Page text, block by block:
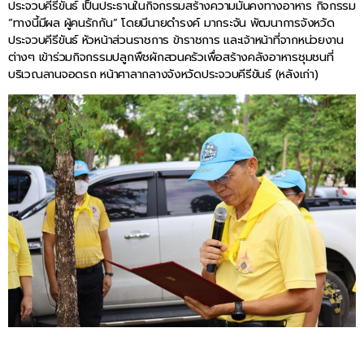
ประจวบคีรีขันธ์ เป็นประธานในกิจกรรมสร้างความมั่นคงทางอาหาร กิจกรรม
“ทางนี้มีผล ผู้คนรักกัน” โดยมีนายดำรงค์ มากระจัน พัฒนาการจังหวัด
ประจวบคีรีขันธ์ หัวหน้าส่วนราชการ ข้าราชการ และเจ้าหน้าที่จากหน่วยงาน
ต่างๆ เข้าร่วมกิจกรรมปลูกพืชผักสวนครัวเพื่อสร้างคลังอาหารชุมชนที่
บริเวณลานจอดรถ หน้าศาลากลางจังหวัดประจวบคีรีขันธ์ (หลังเก่า)